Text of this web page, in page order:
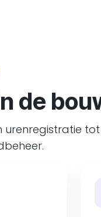
de
urenregistratie